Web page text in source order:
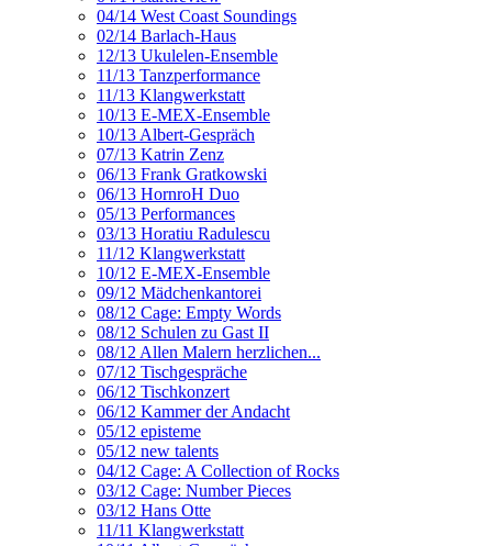
04/14 West Coast Soundings
02/14 Barlach-Haus
12/13 Ukulelen-Ensemble
11/13 Tanzperformance
11/13 Klangwerkstatt
10/13 E-MEX-Ensemble
10/13 Albert-Gespräch
07/13 Katrin Zenz
06/13 Frank Gratkowski
06/13 HornroH Duo
05/13 Performances
03/13 Horatiu Radulescu
11/12 Klangwerkstatt
10/12 E-MEX-Ensemble
09/12 Mädchenkantorei
08/12 Cage: Empty Words
08/12 Schulen zu Gast II
08/12 Allen Malern herzlichen...
07/12 Tischgespräche
06/12 Tischkonzert
06/12 Kammer der Andacht
05/12 episteme
05/12 new talents
04/12 Cage: A Collection of Rocks
03/12 Cage: Number Pieces
03/12 Hans Otte
11/11 Klangwerkstatt